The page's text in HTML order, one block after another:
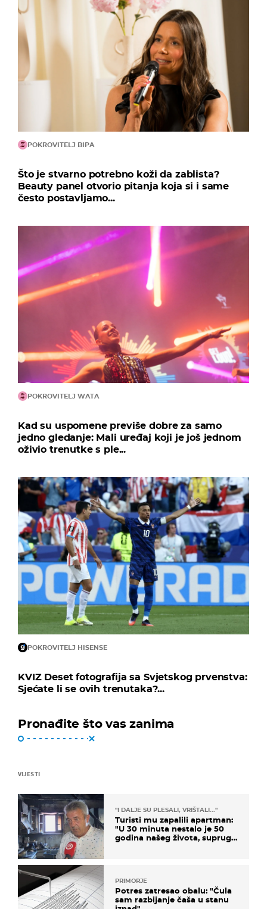
POKROVITELJ BIPA
Što je stvarno potrebno koži da zablista?
Beauty panel otvorio pitanja koja si i same
često postavljamo...
POKROVITELJ WATA
Kad su uspomene previše dobre za samo
jedno gledanje: Mali uređaj koji je još jednom
oživio trenutke s ple...
POKROVITELJ HISENSE
KVIZ Deset fotografija sa Svjetskog prvenstva:
Sjećate li se ovih trenutaka?...
Pronađite što vas zanima
VIJESTI
"I DALJE SU PLESALI, VRIŠTALI..."
Turisti mu zapalili apartman:
"U 30 minuta nestalo je 50
godina našeg života, supruga
PRIMORJE
Potres zatresao obalu: "Čula
sam razbijanje čaša u stanu